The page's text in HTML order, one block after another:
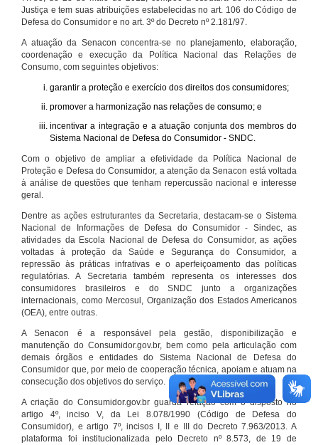
Justiça e tem suas atribuições estabelecidas no art. 106 do Código de
Defesa do Consumidor e no art. 3º do Decreto nº 2.181/97.
A atuação da Senacon concentra-se no planejamento, elaboração,
coordenação e execução da Política Nacional das Relações de
Consumo, com seguintes objetivos:
garantir a proteção e exercício dos direitos dos consumidores;
promover a harmonização nas relações de consumo; e
incentivar a integração e a atuação conjunta dos membros do
Sistema Nacional de Defesa do Consumidor - SNDC.
Com o objetivo de ampliar a efetividade da Política Nacional de
Proteção e Defesa do Consumidor, a atenção da Senacon está voltada
à análise de questões que tenham repercussão nacional e interesse
geral.
Dentre as ações estruturantes da Secretaria, destacam-se o Sistema
Nacional de Informações de Defesa do Consumidor - Sindec, as
atividades da Escola Nacional de Defesa do Consumidor, as ações
voltadas à proteção da Saúde e Segurança do Consumidor, a
repressão às práticas infrativas e o aperfeiçoamento das políticas
regulatórias. A Secretaria também representa os interesses dos
consumidores brasileiros e do SNDC junto a organizações
internacionais, como Mercosul, Organização dos Estados Americanos
(OEA), entre outras.
A Senacon é a responsável pela gestão, disponibilização e
manutenção do Consumidor.gov.br, bem como pela articulação com
demais órgãos e entidades do Sistema Nacional de Defesa do
Consumidor que, por meio de cooperação técnica, apoiam e atuam na
consecução dos objetivos do serviço.
A criação do Consumidor.gov.br guarda relação com o disposto no
artigo 4º, inciso V, da Lei 8.078/1990 (Código de Defesa do
Consumidor), e artigo 7º, incisos I, II e III do Decreto 7.963/2013. A
plataforma foi institucionalizada pelo Decreto nº 8.573, de 19 de